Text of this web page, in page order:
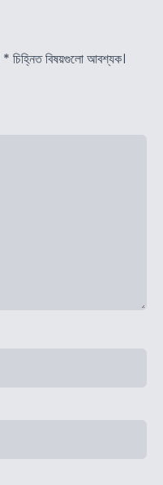
* চিহ্নিত বিষয়গুলো আবশ্যক।